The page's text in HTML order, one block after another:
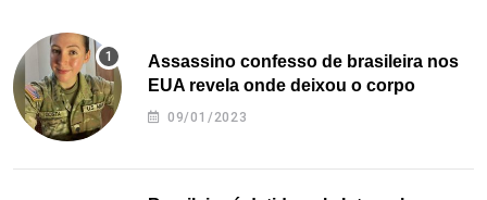
Assassino confesso de brasileira nos
EUA revela onde deixou o corpo
09/01/2023